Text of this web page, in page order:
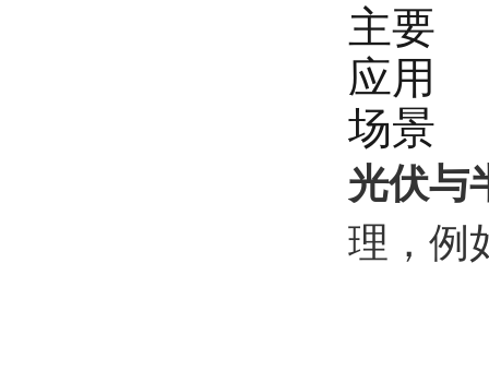
主要
应用
场景
光伏与
理，例